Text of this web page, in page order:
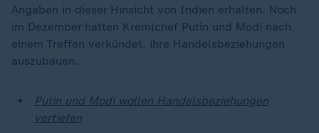
Angaben in dieser Hinsicht von Indien erhalten. Noch
im Dezember hatten Kremlchef Putin und Modi nach
einem Treffen verkündet, ihre Handelsbeziehungen
auszubauen.
Putin und Modi wollen Handelsbeziehungen
vertiefen